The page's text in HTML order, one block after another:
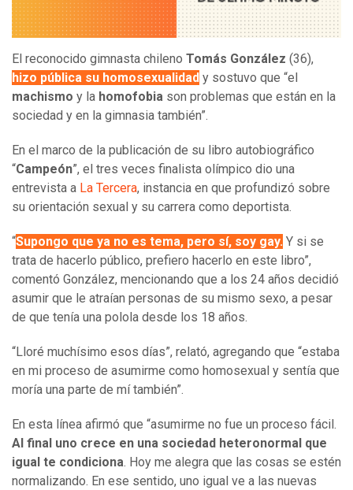
El reconocido gimnasta chileno Tomás González (36),
hizo pública su homosexualidad y sostuvo que “el
machismo y la homofobia son problemas que están en la
sociedad y en la gimnasia también”.
En el marco de la publicación de su libro autobiográfico
“Campeón”, el tres veces finalista olímpico dio una
entrevista a La Tercera, instancia en que profundizó sobre
su orientación sexual y su carrera como deportista.
“Supongo que ya no es tema, pero sí, soy gay. Y si se
trata de hacerlo público, prefiero hacerlo en este libro”,
comentó González, mencionando que a los 24 años decidió
asumir que le atraían personas de su mismo sexo, a pesar
de que tenía una polola desde los 18 años.
“Lloré muchísimo esos días”, relató, agregando que “estaba
en mi proceso de asumirme como homosexual y sentía que
moría una parte de mí también”.
En esta línea afirmó que “asumirme no fue un proceso fácil.
Al final uno crece en una sociedad heteronormal que
igual te condiciona. Hoy me alegra que las cosas se estén
normalizando. En ese sentido, uno igual ve a las nuevas